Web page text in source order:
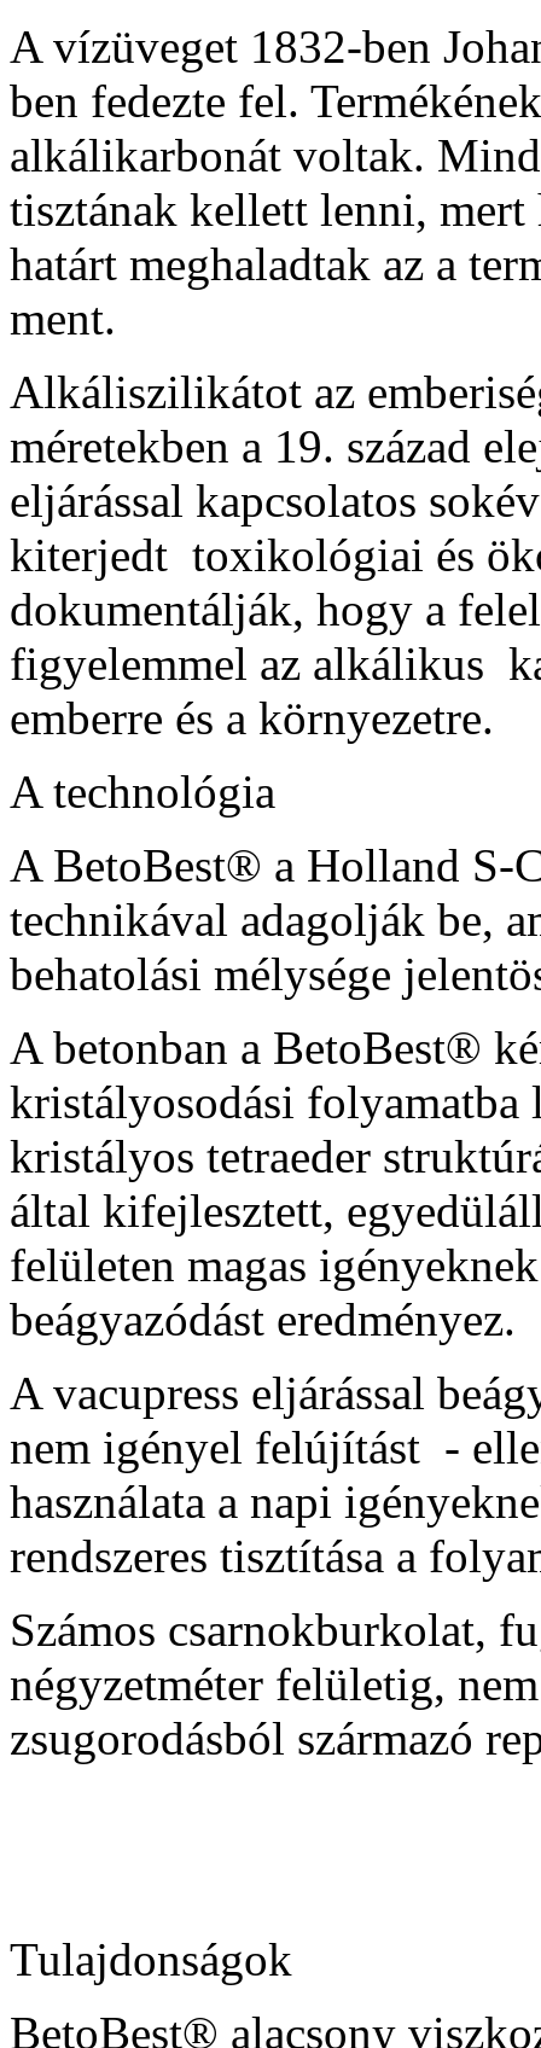
A vízüveget 1832-ben
ben fedezte fel.
alkálikarbonát voltak.
tisztának kellett lenni, mert
határt meghaladtak az a
ment.
Alkáliszilikátot az
méretekben a 19. század
eljárással kapcsolatos
kiterjedt toxikológiai és
dokumentálják, hogy a
figyelemmel az alkálikus
emberre és a környezetre.
A technológia
A BetoBest® a Holland S-
technikával adagolják be,
behatolási mélysége
A betonban a BetoBest®
kristályosodási folyamatba
kristályos tetraeder
által kifejlesztett,
felületen magas
beágyazódást eredményez.
A vacupress eljárással
nem igényel felújítást -
használata a napi
rendszeres tisztítása a
Számos csarnokburkolat,
négyzetméter felületig,
zsugorodásból származó
Tulajdonságok
BetoBest® alacsony